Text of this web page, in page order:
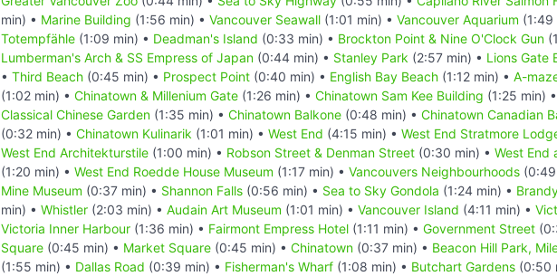
min) • Marine Building (1:56 min) • Vancouver Seawall (1:01 min) • Vancouver Aquarium (1:49
Totempfähle (1:09 min) • Deadman's Island (0:33 min) • Brockton Point & Nine O'Clock Gun
Lumberman's Arch & SS Empress of Japan (0:44 min) • Stanley Park (2:57 min) • Lions Gate
• Third Beach (0:45 min) • Prospect Point (0:40 min) • English Bay Beach (1:12 min) • A-
(1:02 min) • Chinatown & Millenium Gate (1:26 min) • Chinatown Sam Kee Building (1:25 min) •
Classical Chinese Garden (1:35 min) • Chinatown Balkone (0:48 min) • Chinatown Canadian
(0:32 min) • Chinatown Kulinarik (1:01 min) • West End (4:15 min) • West End Stratmore
West End Architekturstile (1:00 min) • Robson Street & Denman Street (0:30 min) • West End
(1:20 min) • West End Roedde House Museum (1:17 min) • Vancouvers Neighbourhoods
Mine Museum (0:37 min) • Shannon Falls (0:56 min) • Sea to Sky Gondola (1:24 min) •
min) • Whistler (2:03 min) • Audain Art Museum (1:01 min) • Vancouver Island (4:11 min) •
Victoria Inner Harbour (1:36 min) • Fairmont Empress Hotel (1:11 min) • Government Street
Square (0:45 min) • Market Square (0:45 min) • Chinatown (0:37 min) • Beacon Hill Park,
(1:55 min) • Dallas Road (0:39 min) • Fisherman's Wharf (1:08 min) • Butchart Gardens (0:50